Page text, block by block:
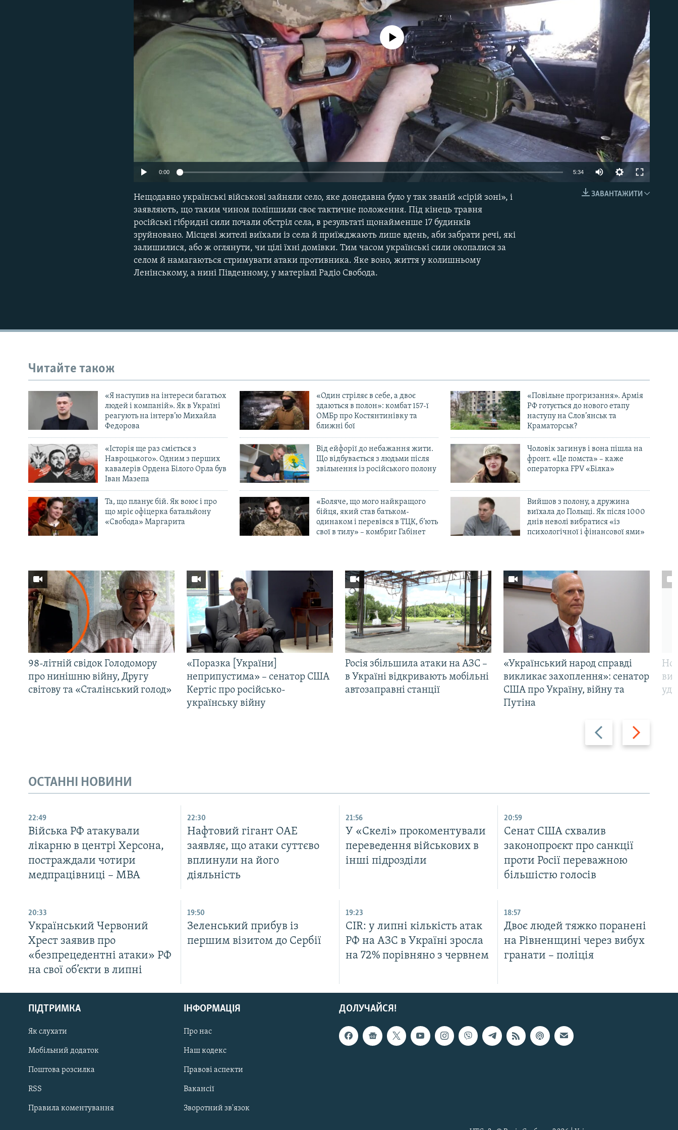
РУС
ДОЛУЧАЙСЯ!
No media source currently available
0:00 5:34
ЗАВАНТАЖИТИ
Нещодавно українські військові зайняли село, яке донедавна було у так званій «сірій зоні», і
заявляють, що таким чином поліпшили своє тактичне положення. Під кінець травня
російські гібридні сили почали обстріл села, в результаті щонайменше 17 будинків
зруйновано. Місцеві жителі виїхали із села й приїжджають лише вдень, аби забрати речі, які
залишилися, або ж оглянути, чи цілі їхні домівки. Тим часом українські сили окопалися за
селом й намагаються стримувати атаки противника. Яке воно, життя у колишньому
Ленінському, а нині Південному, у матеріалі Радіо Свобода.
Читайте також
«Я наступив на інтереси багатьох
людей і компаній». Як в Україні
реагують на інтерв’ю Михайла
Федорова
«Один стріляє в себе, а двоє
здаються в полон»: комбат 157-ї
ОМБр про Костянтинівку та
ближні бої
«Повільне прогризання». Армія
РФ готується до нового етапу
наступу на Слов’янськ та
Краматорськ?
«Історія ще раз сміється з
Навроцького». Одним з перших
кавалерів Ордена Білого Орла був
Іван Мазепа
Від ейфорії до небажання жити.
Що відбувається з людьми після
звільнення із російського полону
Чоловік загинув і вона пішла на
фронт. «Це помста» – каже
операторка FPV «Білка»
Та, що планує бій. Як воює і про
що мріє офіцерка батальйону
«Свобода» Маргарита
«Боляче, що мого найкращого
бійця, який став батьком-
одинаком і перевівся в ТЦК, б’ють
свої в тилу» – комбриг Габінет
Вийшов з полону, а дружина
виїхала до Польщі. Як після 1000
днів неволі вибратися «із
психологічної і фінансової ями»
Назад Вперед
98-літній свідок Голодомору
про нинішню війну, Другу
світову та «Сталінський голод»
«Поразка [України]
неприпустима» – сенатор США
Кертіс про російсько-
українську війну
Росія збільшила атаки на АЗС –
в Україні відкривають мобільні
автозаправні станції
«Український народ справді
викликає захоплення»: сенатор
США про Україну, війну та
Путіна
ОСТАННІ НОВИНИ
22:49
Війська РФ атакували
лікарню в центрі Херсона,
постраждали чотири
медпрацівниці – МВА
22:30
Нафтовий гігант ОАЕ
заявляє, що атаки суттєво
вплинули на його
діяльність
21:56
У «Скелі» прокоментували
переведення військових в
інші підрозділи
20:59
Cенат США схвалив
законопроєкт про санкції
проти Росії переважною
більшістю голосів
20:33
Український Червоний
Хрест заявив про
«безпрецедентні атаки» РФ
на свої об’єкти в липні
19:50
Зеленський прибув із
першим візитом до Сербії
19:23
CIR: у липні кількість атак
РФ на АЗС в Україні зросла
на 72% порівняно з червнем
18:57
Двоє людей тяжко поранені
на Рівненщині через вибух
гранати – поліція
ДОЛУЧАЙСЯ!
ПІДТРИМКА
Як слухати
Мобільний додаток
Поштова розсилка
RSS
Правила коментування
ІНФОРМАЦІЯ
Про нас
Наш кодекс
Правові аспекти
Вакансії
Зворотний зв'язок